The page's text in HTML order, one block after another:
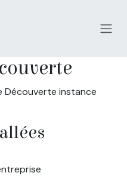
Découverte instance